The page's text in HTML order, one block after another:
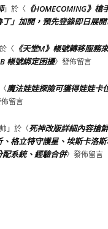
」於〈 《HOMECOMING》槍
」加開，預先登錄即日展開
〈 《天堂M》帳號轉移服務
帳號綁定困擾〉發佈留言
魔法娃娃探險可獲得娃娃卡
留言
」於〈死神改版詳細內容搶
、格立特守護星、埃斯卡洛
系統、經驗合併〉發佈留言